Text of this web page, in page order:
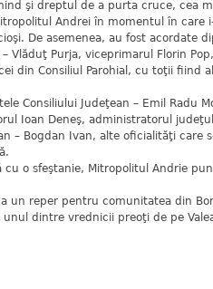
şi dreptul de a purta cruce, cea
Andrei în momentul în care
De asemenea, au fost acordate
Vlăduţ Purja, viceprimarul Florin
din Consiliul Parohial, cu toţii fiind
Consiliului Judeţean – Emil Radu
Ioan Deneş, administratorul
– Bogdan Ivan, alte oficialităţi care
cu o sfeştanie, Mitropolitul Andrie
un reper pentru comunitatea din
dintre vrednicii preoţi de pe